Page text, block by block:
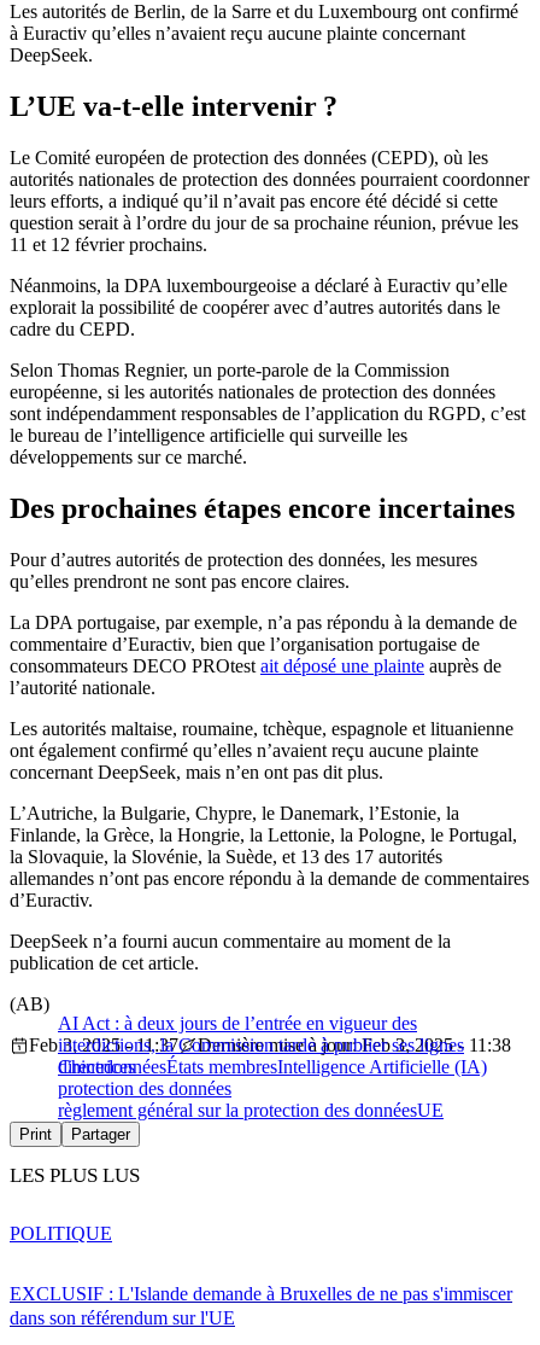
Les autorités de Berlin, de la Sarre et du Luxembourg ont confirmé
à Euractiv qu’elles n’avaient reçu aucune plainte concernant
DeepSeek.
L’UE va-t-elle intervenir ?
Le Comité européen de protection des données (CEPD), où les
autorités nationales de protection des données pourraient coordonner
leurs efforts, a indiqué qu’il n’avait pas encore été décidé si cette
question serait à l’ordre du jour de sa prochaine réunion, prévue les
11 et 12 février prochains.
Néanmoins, la DPA luxembourgeoise a déclaré à Euractiv qu’elle
explorait la possibilité de coopérer avec d’autres autorités dans le
cadre du CEPD.
Selon Thomas Regnier, un porte-parole de la Commission
européenne, si les autorités nationales de protection des données
sont indépendamment responsables de l’application du RGPD, c’est
le bureau de l’intelligence artificielle qui surveille les
développements sur ce marché.
Des prochaines étapes encore incertaines
Pour d’autres autorités de protection des données, les mesures
qu’elles prendront ne sont pas encore claires.
La DPA portugaise, par exemple, n’a pas répondu à la demande de
commentaire d’Euractiv, bien que l’organisation portugaise de
consommateurs DECO PROtest ait déposé une plainte auprès de
l’autorité nationale.
Les autorités maltaise, roumaine, tchèque, espagnole et lituanienne
ont également confirmé qu’elles n’avaient reçu aucune plainte
concernant DeepSeek, mais n’en ont pas dit plus.
L’Autriche, la Bulgarie, Chypre, le Danemark, l’Estonie, la
Finlande, la Grèce, la Hongrie, la Lettonie, la Pologne, le Portugal,
la Slovaquie, la Slovénie, la Suède, et 13 des 17 autorités
allemandes n’ont pas encore répondu à la demande de commentaires
d’Euractiv.
DeepSeek n’a fourni aucun commentaire au moment de la
publication de cet article.
AI Act : à deux jours de l’entrée en vigueur des
interdictions, la Commission tarde à publier ses lignes
directrices
(AB)
Feb 3, 2025 - 11:37
Dernière mise à jour: Feb 3, 2025 - 11:38
ChinedonnéesÉtats membresIntelligence Artificielle (IA)
protection des données
règlement général sur la protection des donnéesUE
Print Partager
LES PLUS LUS
EXCLUSIF : L'Islande demande à Bruxelles de ne pas s'immiscer
dans son référendum sur l'UE
POLITIQUE